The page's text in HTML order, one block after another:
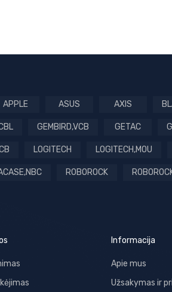
APPLE ASUS AXIS
GEMBIRD,VCB GETAC
LOGITECH LOGITECH,MOU
ROBOROCK
Informacija
Apie mus
Užsakymas ir